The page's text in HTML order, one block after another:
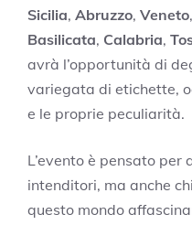
Sicilia, Abruzzo, Veneto,
Basilicata, Calabria,
avrà l’opportunità di
variegata di etichette,
e le proprie peculiarità.
L’evento è pensato per
intenditori, ma anche
questo mondo